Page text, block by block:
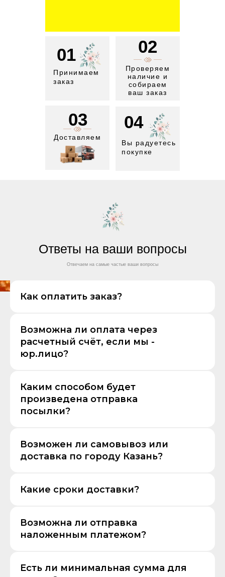
01
Принимаем
заказ
02
Проверяем
наличие и
собираем
ваш заказ
03
Доставляем
04
Вы радуетесь
покупке
Ответы на ваши вопросы
Отвечаем на самые частые ваши вопросы
Как оплатить заказ?
Возможна ли оплата через
расчетный счёт, если мы -
юр.лицо?
Каким способом будет
произведена отправка
посылки?
Возможен ли самовывоз или
доставка по городу Казань?
Какие сроки доставки?
Возможна ли отправка
наложенным платежом?
Есть ли минимальная сумма для